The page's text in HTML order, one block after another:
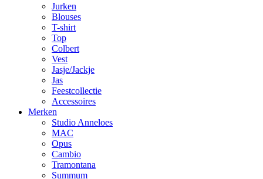
Jurken
Blouses
T-shirt
Top
Colbert
Vest
Jasje/Jackje
Jas
Feestcollectie
Accessoires
Merken
Studio Anneloes
MAC
Opus
Cambio
Tramontana
Summum